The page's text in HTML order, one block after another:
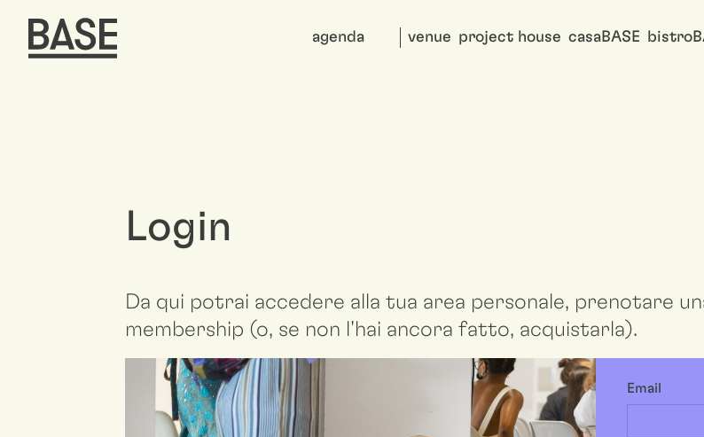
agenda venue project house casaBASE
Login
Da qui potrai accedere alla tua area personale, prenotare
membership (o, se non l'hai ancora fatto, acquistarla).
Email